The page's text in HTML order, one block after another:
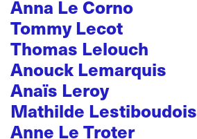
Anna Le Corno
Tommy Lecot
Thomas Lelouch
Anouck Lemarquis
Anaïs Leroy
Mathilde Lestiboudois
Anne Le Troter